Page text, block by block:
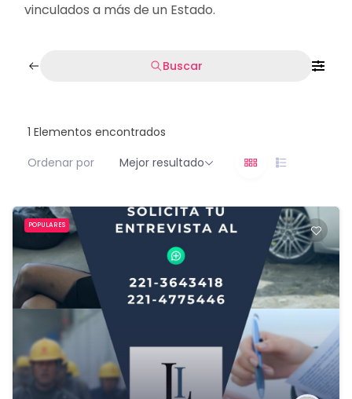
vinculados a más de un Estado.
Buscar
1 Elementos encontrados
Ordenar por
Mejor resultado
POPULARES